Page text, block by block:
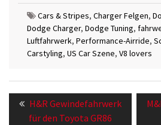
Cars & Stripes, Charger Felgen,
Dodge Charger, Dodge Tuning,
Luftfahrwerk, Performance-Airride,
Carstyling, US Car Szene, V8 lovers
Beitragsnavigation
Previous
post:
H&R Gewindefahrwerk
für den Toyota GR86